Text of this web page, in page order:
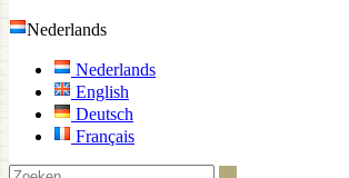
Nederlands
Nederlands
English
Deutsch
Français